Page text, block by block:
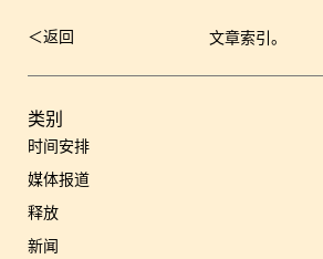
文章索引。
文
航
＜返回
类别
时间安排
媒体报道
释放
新闻